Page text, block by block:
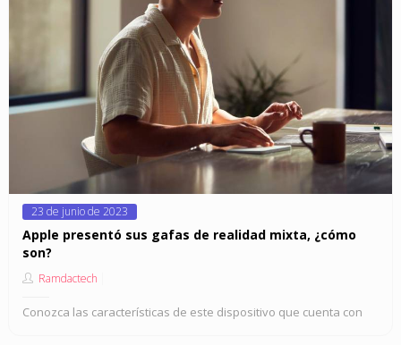
Posted
23 de junio de 2023
Apple presentó sus gafas de realidad mixta, ¿cómo
son?
Ramdactech
Conozca las características de este dispositivo que cuenta con